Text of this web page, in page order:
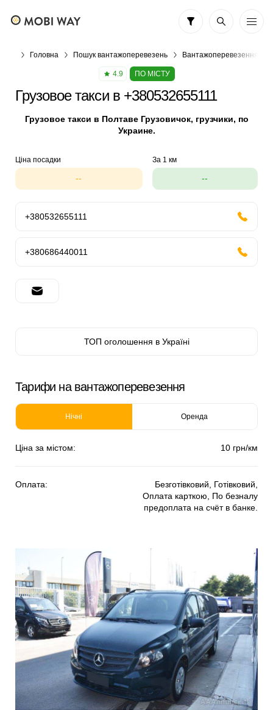
Головна Пошук вантажоперевезень Вантажоперевезення по
4.9 ПО МІСТУ
Грузовое такси в +380532655111
Грузовое такси в Полтаве Грузовичок, грузчики, по
Украине.
Ціна посадки
--
За 1 км
--
+380532655111
+380686440011
ТОП оголошення в Україні
Тарифи на вантажоперевезення
Нічні Оренда
Ціна за містом: 10 грн/км
Оплата:
Безготівковий, Готівковий,
Оплата карткою, По безналу
предоплата на счёт в банке.